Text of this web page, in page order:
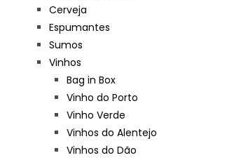
Cerveja
Espumantes
Sumos
Vinhos
Bag in Box
Vinho do Porto
Vinho Verde
Vinhos do Alentejo
Vinhos do Dão